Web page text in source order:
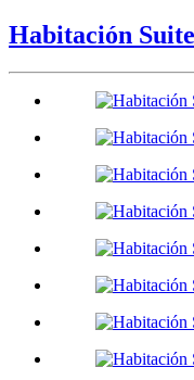
Habitación